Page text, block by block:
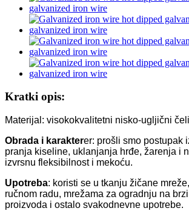
Kratki opis:
Materijal: visokokvalitetni nisko-ugljični
Obrada i karakterer: prošli smo postupak
pranja kiseline, uklanjanja hrđe, žarenja i
izvrsnu fleksibilnost i mekoću.
Upotreba: koristi se u tkanju žičane
ručnom radu, mrežama za ogradnju na
proizvoda i ostalo svakodnevne upotrebe.